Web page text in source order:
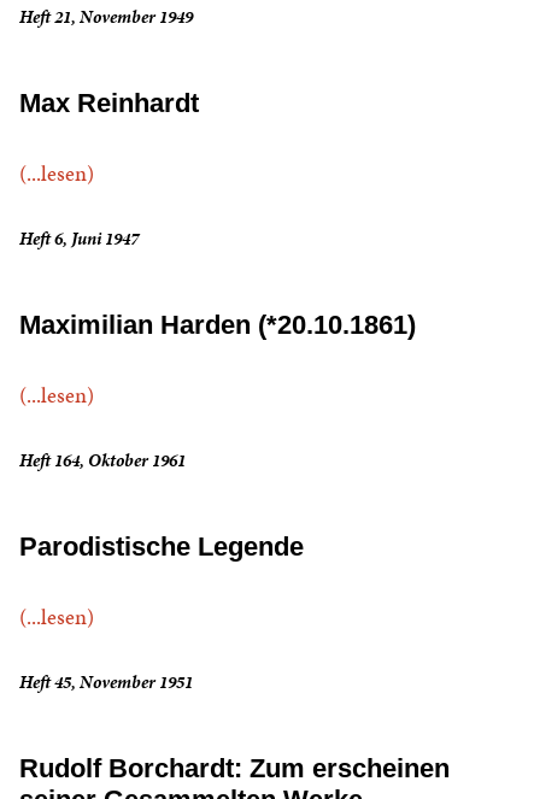
Heft 21, November 1949
Max Reinhardt
(...lesen)
Heft 6, Juni 1947
Maximilian Harden (*20.10.1861)
(...lesen)
Heft 164, Oktober 1961
Parodistische Legende
(...lesen)
Heft 45, November 1951
Rudolf Borchardt: Zum erscheinen